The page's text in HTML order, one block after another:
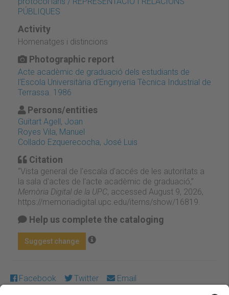
PÚBLIQUES
Activity
Homenatges i distincions
Photographic report
Acte acadèmic de graduació dels estudiants de
l'Escola Universitària d’Enginyeria Tècnica Industrial de
Terrassa. 1986
Persons/entities
Guitart Agell, Joan
Royes Vila, Manuel
Collado Ezquerecocha, José Luis
Citation
“Vista general de l'escala d'accés de les autoritats a
la sala d'actes de l'acte acadèmic de graduació,”
Memòria Digital de la UPC, accessed August 9, 2026,
https://memoriadigital.upc.edu/items/show/16819
Help us complete the cataloging
Suggest change
Facebook Twitter Email